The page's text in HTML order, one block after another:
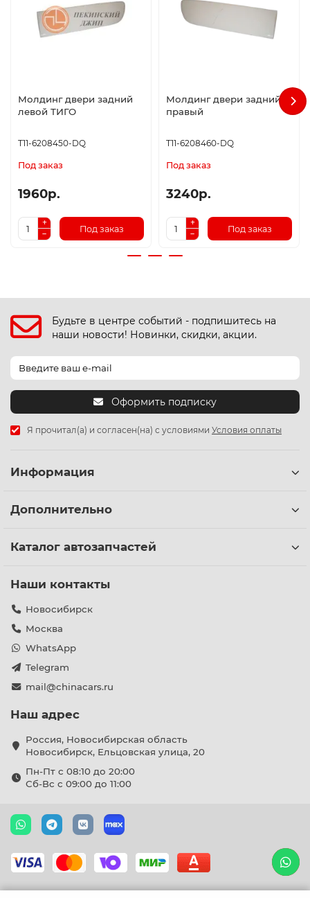
Молдинг двери задний
левой ТИГО
T11-6208450-DQ
Под заказ
1960р.
Под заказ
Молдинг двери задний
правый
T11-6208460-DQ
Под заказ
3240р.
Под заказ
Будьте в центре событий - подпишитесь на
наши новости! Новинки, скидки, акции.
Оформить подписку
Я прочитал(а) и согласен(на) с условиями Условия оплаты
Информация
Дополнительно
Каталог автозапчастей
Наши контакты
Новосибирск
Москва
WhatsApp
Telegram
mail@chinacars.ru
Наш адрес
Россия, Новосибирская область
Новосибирск, Ельцовская улица, 20
Пн-Пт с 08:10 до 20:00
Сб-Вс с 09:00 до 11:00